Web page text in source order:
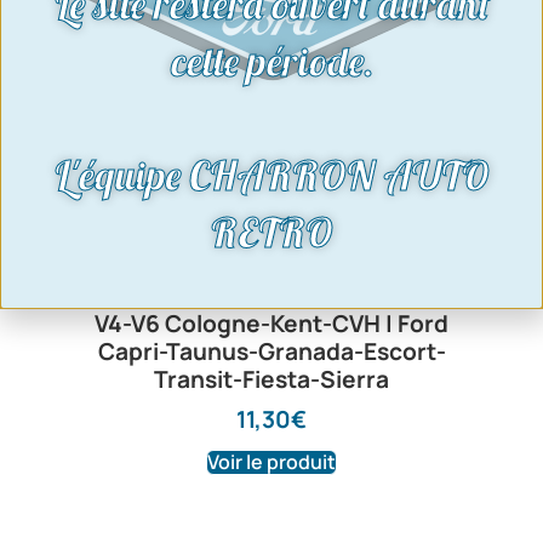
V4-V6 Cologne-Kent-CVH | Ford
Capri-Taunus-Granada-Escort-
Transit-Fiesta-Sierra
11,30€
Voir le produit
cette période.
L'équipe CHARRON AUTO
RETRO